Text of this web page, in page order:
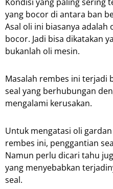
yang bocor di antara ban
Asal oli ini biasanya adalah
bocor. Jadi bisa dikatakan
bukanlah oli mesin.
Masalah rembes ini terjadi
seal yang berhubungan
mengalami kerusakan.
Untuk mengatasi oli
rembes ini, penggantian
Namun perlu dicari tahu
yang menyebabkan
seal.